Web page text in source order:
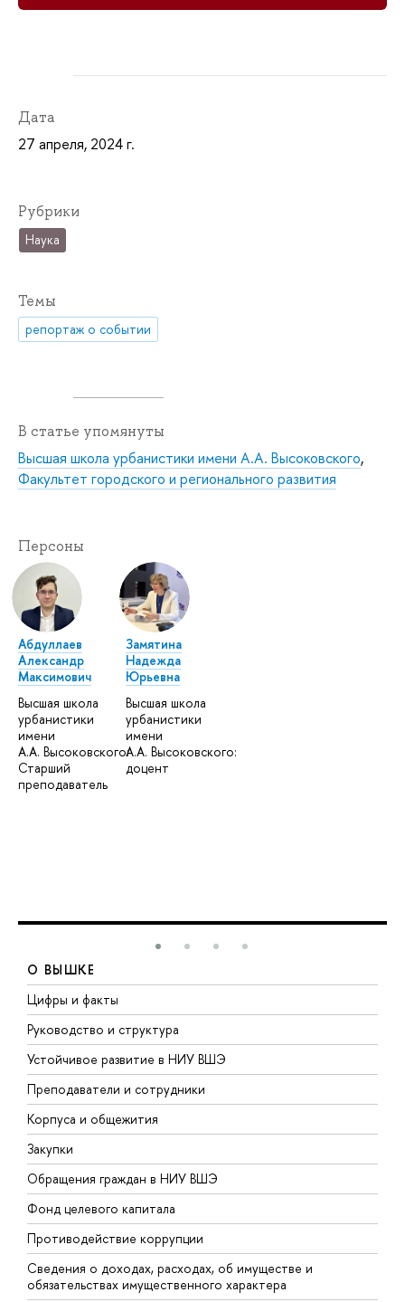
Дата
27 апреля, 2024 г.
Рубрики
Наука
Темы
репортаж о событии
В статье упомянуты
Высшая школа урбанистики имени А.А. Высоковского,
Факультет городского и регионального развития
Персоны
Абдуллаев
Александр
Максимович
Высшая школа
урбанистики
имени
А.А. Высоковского:
Старший
преподаватель
Замятина
Надежда
Юрьевна
Высшая школа
урбанистики
имени
А.А. Высоковского:
доцент
О ВЫШКЕ
Цифры и факты
Руководство и структура
Устойчивое развитие в НИУ ВШЭ
Преподаватели и сотрудники
Корпуса и общежития
Закупки
Обращения граждан в НИУ ВШЭ
Фонд целевого капитала
Противодействие коррупции
Сведения о доходах, расходах, об имуществе и
обязательствах имущественного характера